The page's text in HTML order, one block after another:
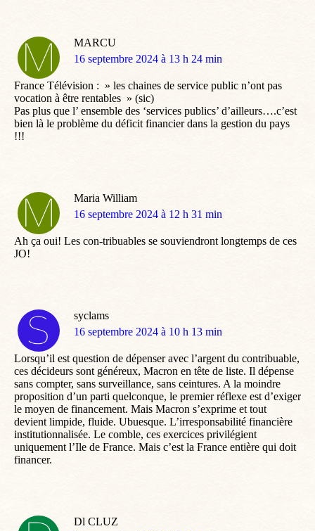
MARCU
dit
16 septembre 2024 à 13 h 24 min
France Télévision : » les chaines de service public n’ont pas
vocation à être rentables » (sic)
Pas plus que l’ ensemble des ‘services publics’ d’ailleurs….c’est
bien là le problème du déficit financier dans la gestion du pays
!!!
Maria William
dit
16 septembre 2024 à 12 h 31 min
Ah ça oui! Les con-tribuables se souviendront longtemps de ces
JO!
syclams
dit
16 septembre 2024 à 10 h 13 min
Lorsqu’il est question de dépenser avec l’argent du contribuable,
ces décideurs sont généreux, Macron en tête de liste. Il dépense
sans compter, sans surveillance, sans ceintures. A la moindre
proposition d’un parti quelconque, le premier réflexe est d’exiger
le moyen de financement. Mais Macron s’exprime et tout
devient limpide, fluide. Ubuesque. L’irresponsabilité financière
institutionnalisée. Le comble, ces exercices privilégient
uniquement l’Ile de France. Mais c’est la France entière qui doit
financer.
Dl CLUZ